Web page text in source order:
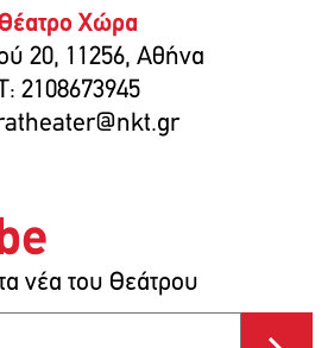
Χώρα
20, 11256, Αθήνα
2108673945
νέα του Θεάτρου